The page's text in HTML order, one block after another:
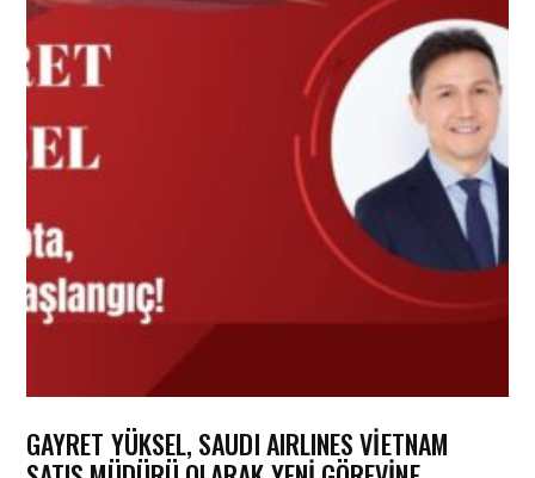
GAYRET YÜKSEL, SAUDI AIRLINES VİETNAM